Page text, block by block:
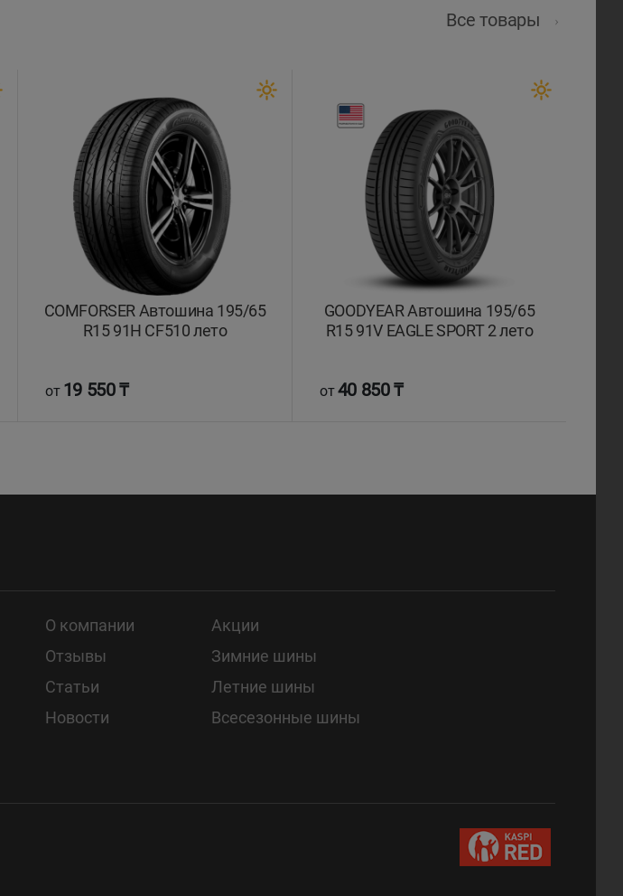
Все товары
COMFORSER Автошина 195/65
R15 91H CF510 лето
от 19 550 ₸
GOODYEAR Автошина 195/65
R15 91V EAGLE SPORT 2 лето
от40 850 ₸
О компании
Отзывы
Статьи
Новости
Акции
Зимние шины
Летние шины
Всесезонные шины